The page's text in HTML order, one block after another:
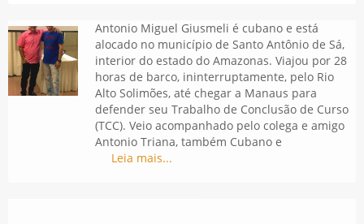
Antonio Miguel Giusmeli é cubano e está
alocado no município de Santo Antônio de Sá,
interior do estado do Amazonas. Viajou por 28
horas de barco, ininterruptamente, pelo Rio
Alto Solimões, até chegar a Manaus para
defender seu Trabalho de Conclusão de Curso
(TCC). Veio acompanhado pelo colega e amigo
Antonio Triana, também Cubano e
Leia mais...